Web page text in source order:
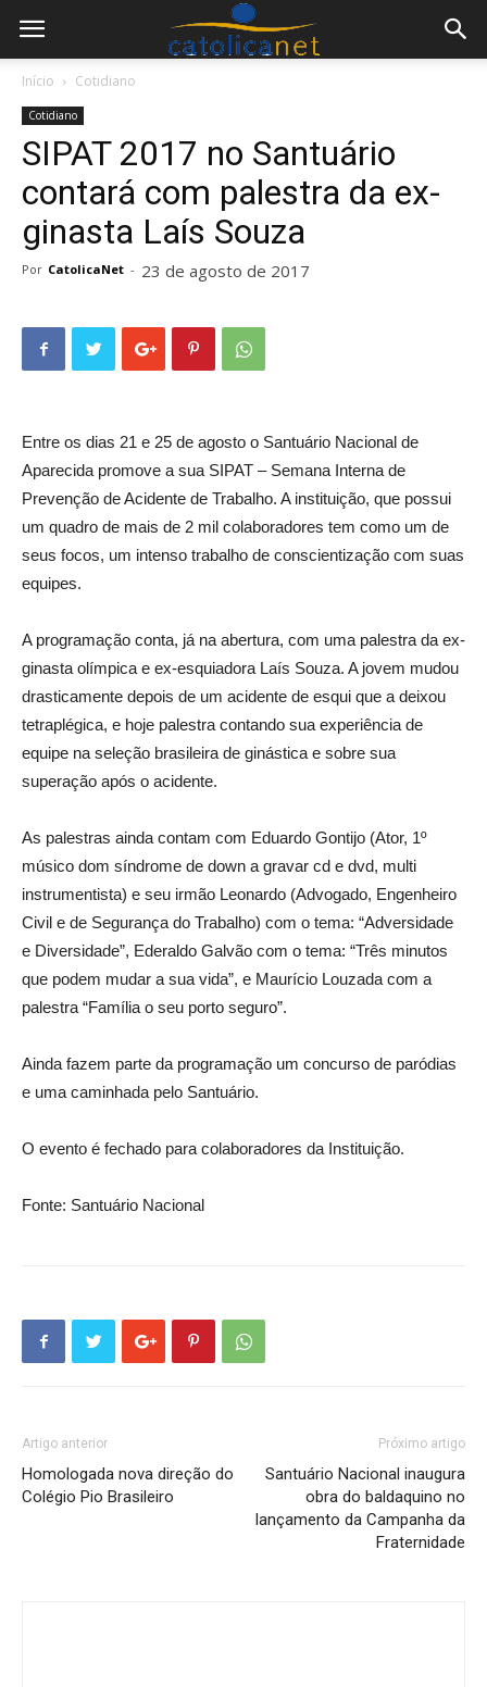
Início Cotidiano
Cotidiano
SIPAT 2017 no Santuário
contará com palestra da ex-
ginasta Laís Souza
Por CatolicaNet - 23 de agosto de 2017
Entre os dias 21 e 25 de agosto o Santuário Nacional de
Aparecida promove a sua SIPAT – Semana Interna de
Prevenção de Acidente de Trabalho. A instituição, que possui
um quadro de mais de 2 mil colaboradores tem como um de
seus focos, um intenso trabalho de conscientização com suas
equipes.
A programação conta, já na abertura, com uma palestra da ex-
ginasta olímpica e ex-esquiadora Laís Souza. A jovem mudou
drasticamente depois de um acidente de esqui que a deixou
tetraplégica, e hoje palestra contando sua experiência de
equipe na seleção brasileira de ginástica e sobre sua
superação após o acidente.
As palestras ainda contam com Eduardo Gontijo (Ator, 1º
músico dom síndrome de down a gravar cd e dvd, multi
instrumentista) e seu irmão Leonardo (Advogado, Engenheiro
Civil e de Segurança do Trabalho) com o tema: “Adversidade
e Diversidade”, Ederaldo Galvão com o tema: “Três minutos
que podem mudar a sua vida”, e Maurício Louzada com a
palestra “Família o seu porto seguro”.
Ainda fazem parte da programação um concurso de paródias
e uma caminhada pelo Santuário.
O evento é fechado para colaboradores da Instituição.
Fonte: Santuário Nacional
Artigo anterior
Homologada nova direção do
Colégio Pio Brasileiro
Próximo artigo
Santuário Nacional inaugura
obra do baldaquino no
lançamento da Campanha da
Fraternidade